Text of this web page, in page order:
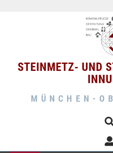
STEINMETZ- UND
MÜNCHEN-
